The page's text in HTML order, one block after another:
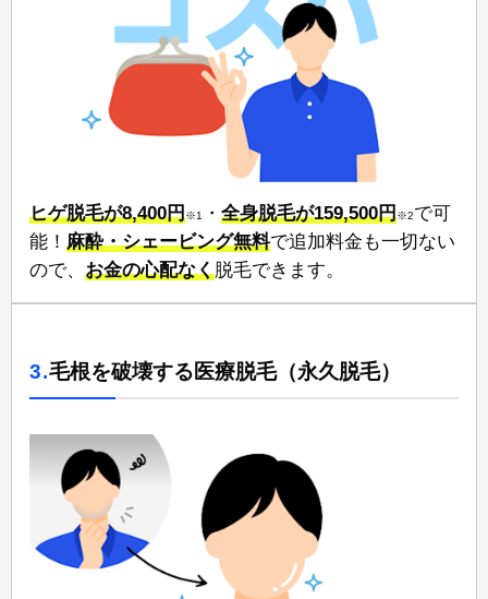
ヒゲ脱毛が8,400円※1 ⁠⁠・ 全身脱毛が159,500円※2⁠⁠で可
能！⁠ 麻酔・シェービング無料で追加料金も一切ない
ので、⁠ お金の心配なく⁠脱毛できます。
3.毛根を破壊する医療脱毛（永久脱毛）